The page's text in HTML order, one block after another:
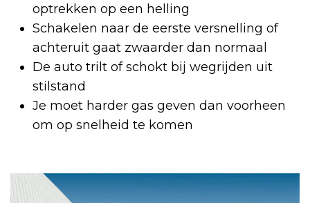
optrekken op een helling
Schakelen naar de eerste versnelling of
achteruit gaat zwaarder dan normaal
De auto trilt of schokt bij wegrijden uit
stilstand
Je moet harder gas geven dan voorheen
om op snelheid te komen